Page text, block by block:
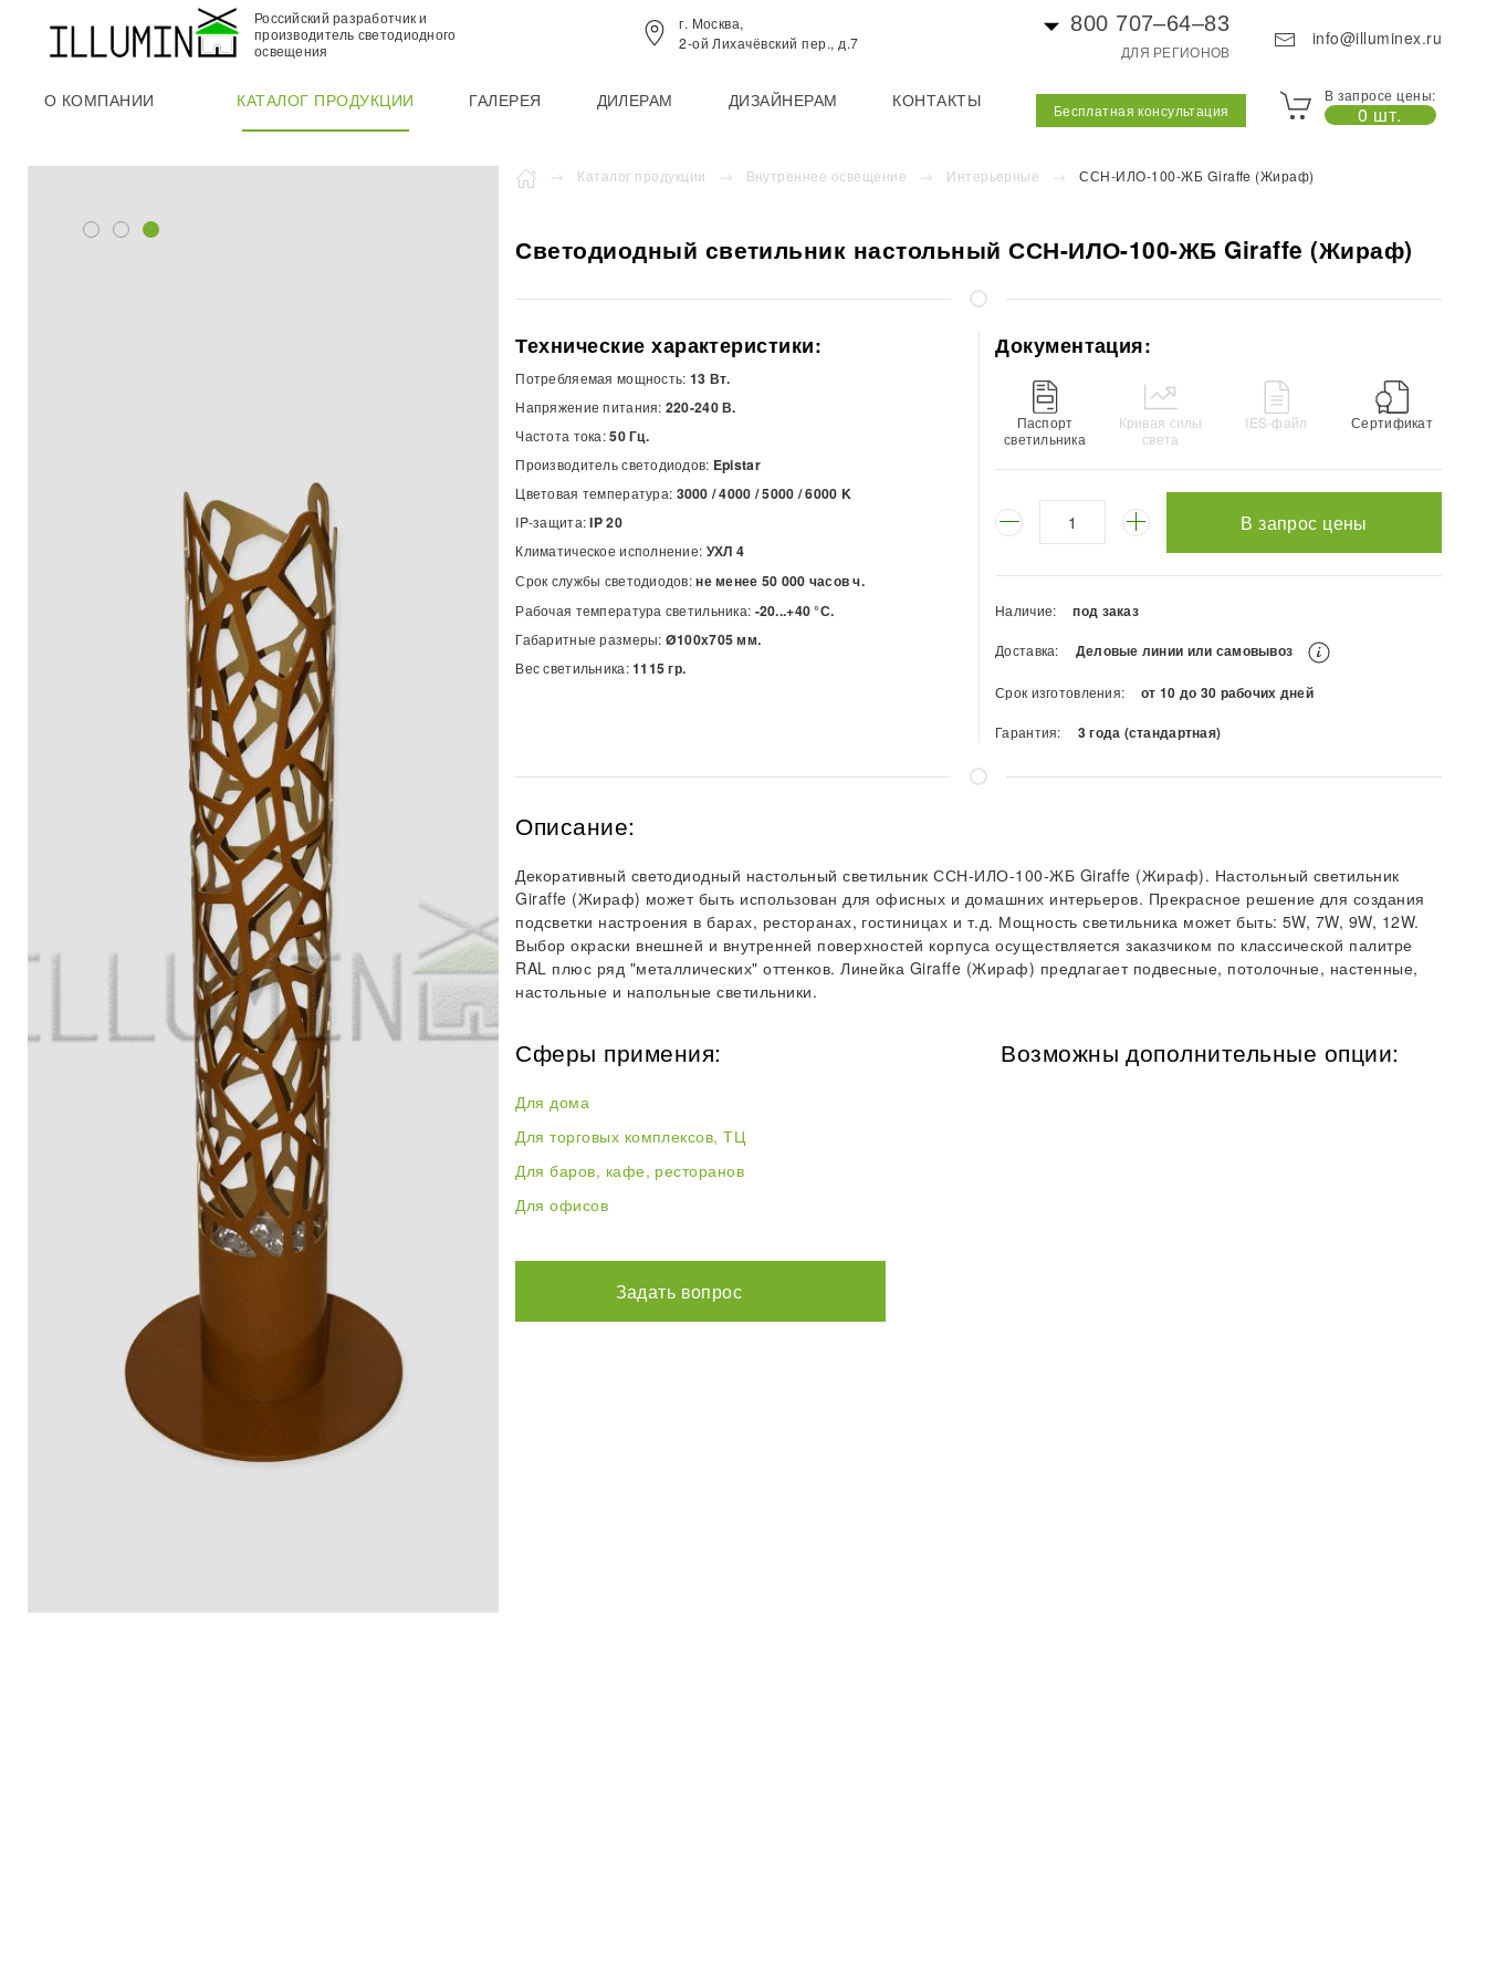
Российский разработчик и
производитель светодиодного
освещения
г. Москва,
2-ой Лихачёвский пер., д.7
800 707–64–83
ДЛЯ РЕГИОНОВ
О КОМПАНИИ КАТАЛОГ ПРОДУКЦИИ ГАЛЕРЕЯ ДИЛЕРАМ ДИЗАЙНЕРАМ КОНТАКТЫ
Бесплатная консультация
info@illuminex.ru
В запросе цены:
0 шт.
Каталог продукции Внутреннее освещение Интерьерные ССН-ИЛО-100-ЖБ Giraffe (Жираф)
Светодиодный светильник настольный ССН-ИЛО-100-ЖБ Giraffe (Жираф)
Технические характеристики:
Потребляемая мощность: 13 Вт.
Напряжение питания: 220-240 В.
Частота тока:50 Гц.
Производитель светодиодов: Epistar
Цветовая температура: 3000 / 4000 / 5000 / 6000 K
IP-защита:IP 20
Климатическое исполнение: УХЛ 4
Срок службы светодиодов:не менее 50 000 часов ч.
Рабочая температура светильника: -20...+40 °С.
Габаритные размеры: Ø100х705 мм.
Вес светильника:1115 гр.
Документация:
Паспорт
светильника
Кривая силы
света
IES-файл Сертификат
В запрос цены
Наличие: под заказ
Доставка: Деловые линии или самовывоз
Срок изготовления: от 10 до 30 рабочих дней
Гарантия: 3 года (стандартная)
Описание:
Декоративный светодиодный настольный светильник ССН-ИЛО-100-ЖБ Giraffe (Жираф). Настольный светильник
Giraffe (Жираф) может быть использован для офисных и домашних интерьеров. Прекрасное решение для создания
подсветки настроения в барах, ресторанах, гостиницах и т.д. Мощность светильника может быть: 5W, 7W, 9W, 12W.
Выбор окраски внешней и внутренней поверхностей корпуса осуществляется заказчиком по классической палитре
RAL плюс ряд "металлических" оттенков. Линейка Giraffe (Жираф) предлагает подвесные, потолочные, настенные,
настольные и напольные светильники.
Сферы примения:
Для дома
Для торговых комплексов, ТЦ
Для баров, кафе, ресторанов
Для офисов
Возможны дополнительные опции:
Задать вопрос